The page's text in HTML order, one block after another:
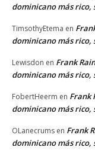
dominicano más rico,
TimsothyEtema en
dominicano más rico,
Lewisdon en Frank
dominicano más rico,
FobertHeerm en Frank
dominicano más rico,
OLanecrums en Frank
dominicano más rico,